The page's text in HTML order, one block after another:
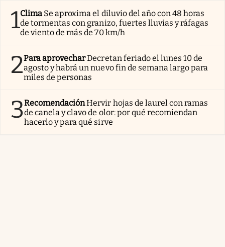
1Clima Se aproxima el diluvio del año con 48 horas
de tormentas con granizo, fuertes lluvias y ráfagas
de viento de más de 70 km/h
2Para aprovecharDecretan feriado el lunes 10 de
agosto y habrá un nuevo fin de semana largo para
miles de personas
3RecomendaciónHervir hojas de laurel con ramas
de canela y clavo de olor: por qué recomiendan
hacerlo y para qué sirve